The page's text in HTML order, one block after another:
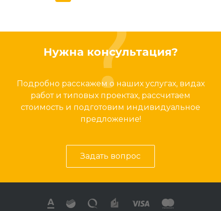
Нужна консультация?
Подробно расскажем о наших услугах, видах
работ и типовых проектах, рассчитаем
стоимость и подготовим индивидуальное
предложение!
Задать вопрос